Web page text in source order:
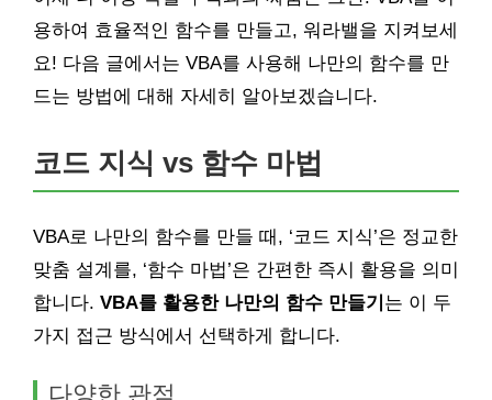
용하여 효율적인 함수를 만들고, 워라밸을 지켜보세
요! 다음 글에서는 VBA를 사용해 나만의 함수를 만
드는 방법에 대해 자세히 알아보겠습니다.
코드 지식 vs 함수 마법
VBA로 나만의 함수를 만들 때, ‘코드 지식’은 정교한
맞춤 설계를, ‘함수 마법’은 간편한 즉시 활용을 의미
합니다. VBA를 활용한 나만의 함수 만들기 는 이 두
가지 접근 방식에서 선택하게 합니다.
다양한 관점